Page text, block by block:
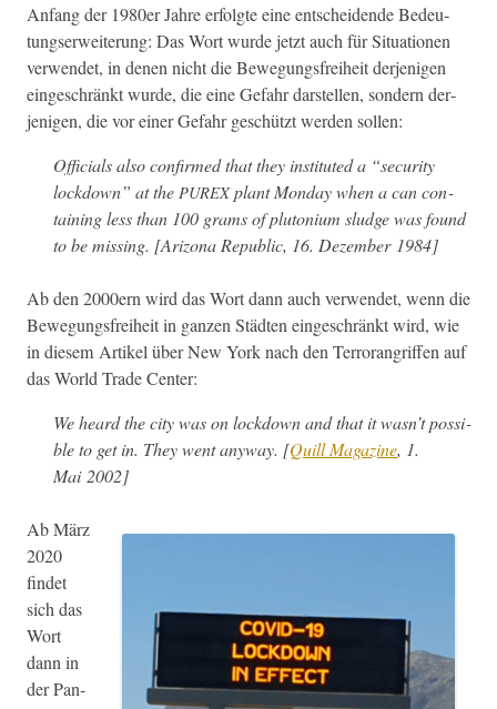
Anfang der 1980er Jahre erfol­gte eine entschei­dende Bedeu­
tungser­weiterung: Das Wort wurde jet­zt auch für Sit­u­a­tio­nen
ver­wen­det, in denen nicht die Bewe­gungs­frei­heit der­jeni­gen
eingeschränkt wurde, die eine Gefahr darstellen, son­dern der­
jeni­gen, die vor ein­er Gefahr geschützt wer­den sollen:
Offi­cials also con­firmed that they insti­tut­ed a “secu­ri­ty
lock­down” at the PUREXplant Mon­day when a can con­
tain­ing less than 100 grams of plu­to­ni­um sludge was found
to be miss­ing. [Ari­zona Repub­lic, 16. Dezem­ber 1984]
Ab den 2000ern wird das Wort dann auch ver­wen­det, wenn die
Bewe­gungs­frei­heit in ganzen Städten eingeschränkt wird, wie
in diesem Artikel über New York nach den Ter­ro­ran­grif­f­en auf
das World Trade Center:
We heard the city was on lock­down and that it wasn’t pos­si­
ble to get in. They went any­way. [Quill Mag­a­zine, 1.
Mai 2002]
Ab März
2020
find­et
sich das
Wort
dann in
der Pan­